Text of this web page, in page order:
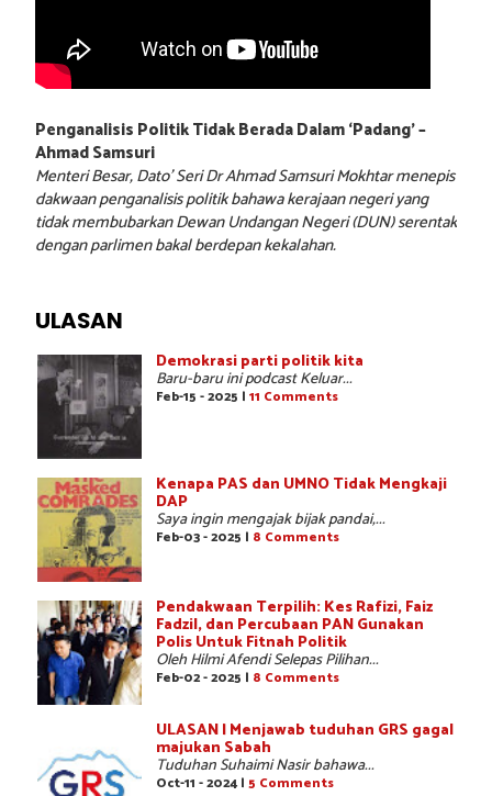
Penganalisis Politik Tidak Berada Dalam ‘Padang’ –
Ahmad Samsuri
Menteri Besar, Dato’ Seri Dr Ahmad Samsuri Mokhtar menepis
dakwaan penganalisis politik bahawa kerajaan negeri yang
tidak membubarkan Dewan Undangan Negeri (DUN) serentak
dengan parlimen bakal berdepan kekalahan.
ULASAN
Demokrasi parti politik kita
Baru-baru ini podcast Keluar...
Feb-15 - 2025 | 11 Comments
Kenapa PAS dan UMNO Tidak Mengkaji
DAP
Saya ingin mengajak bijak pandai,...
Feb-03 - 2025 | 8 Comments
Pendakwaan Terpilih: Kes Rafizi, Faiz
Fadzil, dan Percubaan PAN Gunakan
Polis Untuk Fitnah Politik
Oleh Hilmi Afendi Selepas Pilihan...
Feb-02 - 2025 | 8 Comments
ULASAN | Menjawab tuduhan GRS gagal
majukan Sabah
Tuduhan Suhaimi Nasir bahawa...
Oct-11 - 2024 | 5 Comments